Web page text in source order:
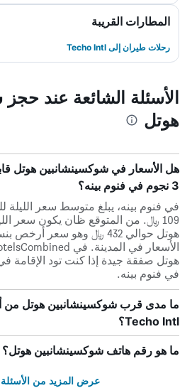
المطارات القريبة
رحلات طيران إلى Techo Intl
الأسئلة الشائعة عند
هوتل
هل الأسعار في شوكسينشانبين هوتل
3 نجوم في فنوم بينه؟
109 ﷼. من المتوقع ظان يكون سعر
في فنوم بينه.
ما مدى قرب شوكسينشانبين هوتل من
Techo Intl؟
ما هو رقم هاتف شوكسينشانبين هوتل؟
عرض المزيد من الأسئلة